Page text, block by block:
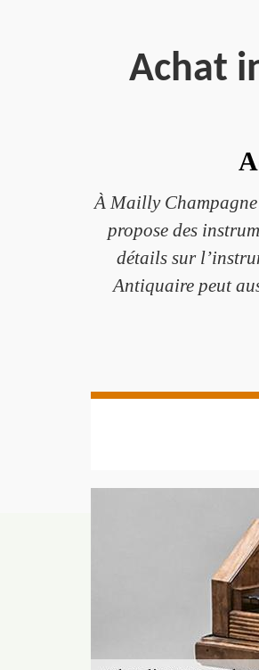
Achat
À Mailly Champagne
propose des
détails sur
Antiquaire peut